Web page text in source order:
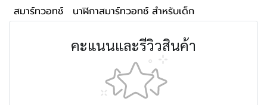
สมาร์ทวอทช์
นาฬิกาสมาร์ทวอทช์ สำหรับเด็ก
คะแนนและรีวิวสินค้า